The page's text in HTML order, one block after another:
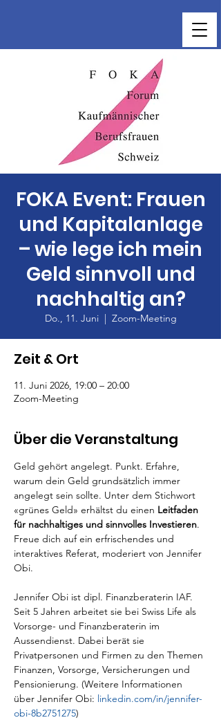
FOKA Event: Frauen
und Kapitalanlage
– wie lege ich mein
Geld sinnvoll und
nachhaltig an?
Do., 11. Juni
  |
Zoom-Meeting
Zeit & Ort
11. Juni 2026, 19:00 – 20:00
Zoom-Meeting
Über die Veranstaltung
Geld gehört angelegt. Punkt. Erfahre,
warum dein Geld grundsätzlich immer
angelegt sein sollte. Unter dem Stichwort
«grünes Geld» erhältst du einen Leitfaden
für nachhaltiges und sinnvolles Investieren.
Freue dich auf ein erfrischendes und
interaktives Referat, moderiert von Jennifer
Obi.
Jennifer Obi ist dipl. Finanzberaterin IAF.
Seit 5 Jahren arbeitet sie bei Swiss Life als
Vorsorge- und Finanzberaterin im
Aussendienst. Dabei berät sie
Privatpersonen und Firmen zu den Themen
Finanzen, Vorsorge, Versicherungen und
Pensionierung. (Weitere Informationen
über Jennifer Obi: linkedin.com/in/jennifer-
obi-8b2751275)